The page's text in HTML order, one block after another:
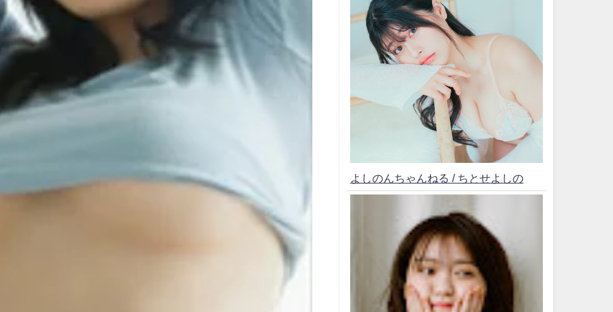
よしのんちゃんねる / ちとせよしの